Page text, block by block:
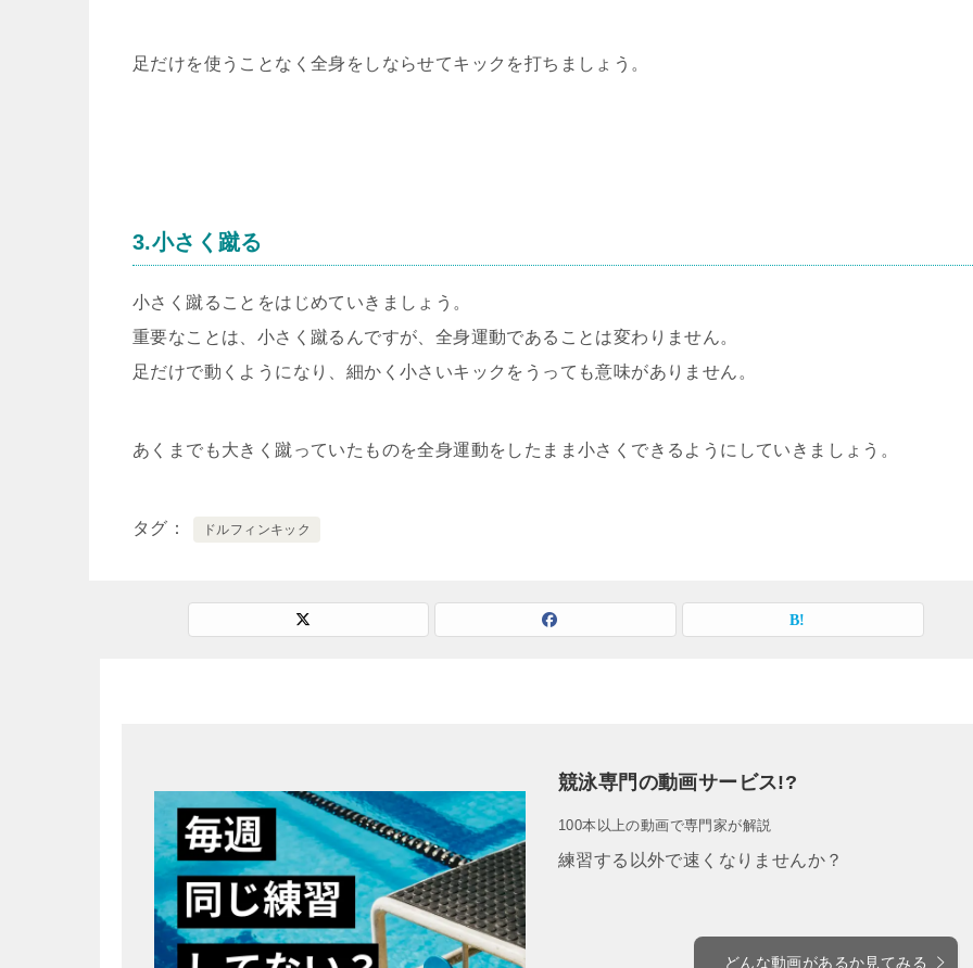
足だけを使うことなく全身をしならせてキックを打ちましょう。
3.小さく蹴る
小さく蹴ることをはじめていきましょう。
重要なことは、小さく蹴るんですが、全身運動であることは変わりません。
足だけで動くようになり、細かく小さいキックをうっても意味がありません。
あくまでも大きく蹴っていたものを全身運動をしたまま小さくできるようにしていきましょう。
タグ ドルフィンキック
競泳専門の動画サービス!?
100本以上の動画で専門家が解説
練習する以外で速くなりませんか？
どんな動画があるか見てみる